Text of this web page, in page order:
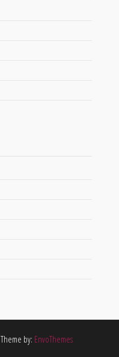
Theme by: EnvoThemes